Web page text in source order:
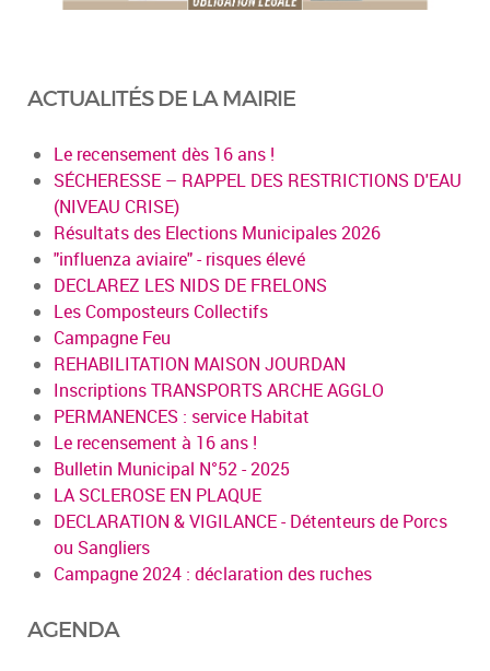
ACTUALITÉS DE LA MAIRIE
Le recensement dès 16 ans !
SÉCHERESSE – RAPPEL DES RESTRICTIONS D'EAU
(NIVEAU CRISE)
Résultats des Elections Municipales 2026
"influenza aviaire" - risques élevé
DECLAREZ LES NIDS DE FRELONS
Les Composteurs Collectifs
Campagne Feu
REHABILITATION MAISON JOURDAN
Inscriptions TRANSPORTS ARCHE AGGLO
PERMANENCES : service Habitat
Le recensement à 16 ans !
Bulletin Municipal N°52 - 2025
LA SCLEROSE EN PLAQUE
DECLARATION & VIGILANCE - Détenteurs de Porcs
ou Sangliers
Campagne 2024 : déclaration des ruches
AGENDA